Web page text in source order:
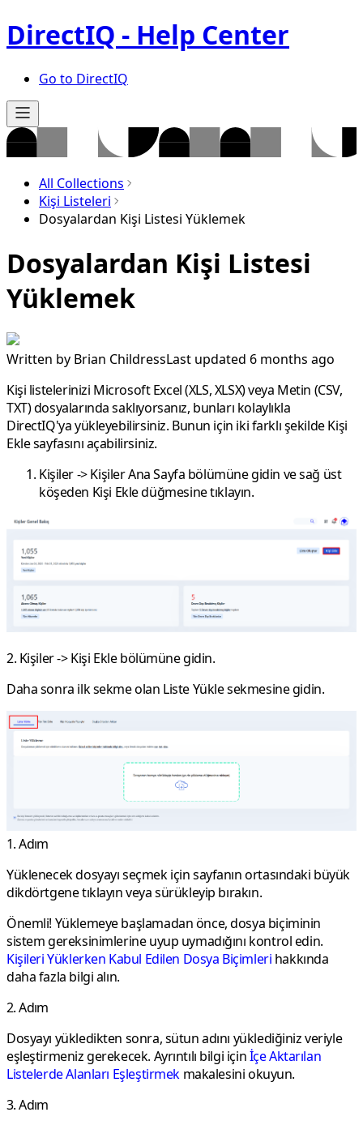
DirectIQ - Help Center
Go to DirectIQ
All Collections
Kişi Listeleri
Dosyalardan Kişi Listesi Yüklemek
Dosyalardan Kişi Listesi
Yüklemek
Written by Brian ChildressLast updated 6 months ago
Kişi listelerinizi Microsoft Excel (XLS, XLSX) veya Metin (CSV,
TXT) dosyalarında saklıyorsanız, bunları kolaylıkla
DirectIQ'ya yükleyebilirsiniz. Bunun için iki farklı şekildeKişi
Eklesayfasını açabilirsiniz.
Kişiler->Kişiler Ana Sayfa bölümüne gidin ve sağ üst
köşeden Kişi Ekledüğmesine tıklayın.
2. Kişiler->Kişi Eklebölümüne gidin.
Daha sonra ilk sekme olan Liste Yüklesekmesine gidin.
1. Adım
Yüklenecek dosyayı seçmek için sayfanın ortasındaki büyük
dikdörtgene tıklayın veya sürükleyip bırakın.
Önemli! Yüklemeye başlamadan önce, dosya biçiminin
sistem gereksinimlerine uyup uymadığını kontrol edin.
Kişileri Yüklerken Kabul Edilen Dosya Biçimleri hakkında
daha fazla bilgi alın.
2. Adım
Dosyayı yükledikten sonra, sütun adını yüklediğiniz veriyle
eşleştirmeniz gerekecek. Ayrıntılı bilgi içinİçe Aktarılan
Listelerde Alanları Eşleştirmekmakalesini okuyun.
3. Adım